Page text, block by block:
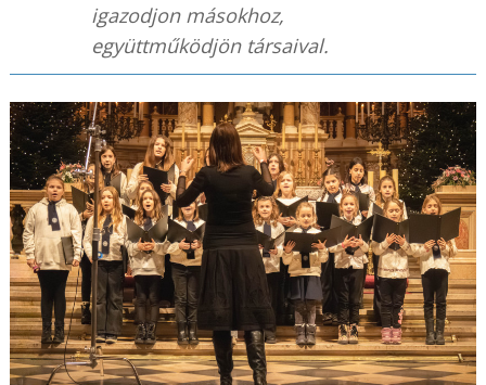
igazodjon másokhoz,
együttműködjön társaival.